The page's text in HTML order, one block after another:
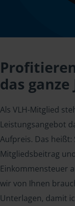
das
Als VLH-Mitglied
Leistungsangebot
Aufpreis. Das
Mitgliedsbeitrag
Einkommensteuer
wir von Ihnen
Unterlagen, damit